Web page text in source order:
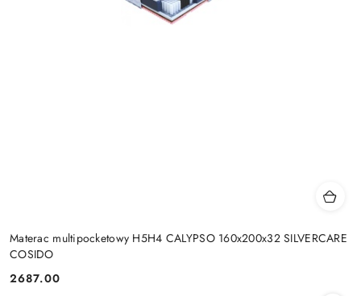
Materac multipocketowy H5H4 CALYPSO 160x200x32 SILVERCARE
COSIDO
Cena:
2687.00